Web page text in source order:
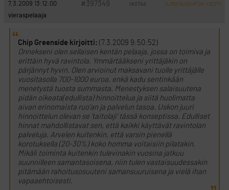
7.3.2009 13:12:00 #397349 VASTAA ILMOITA ASIATON VIESTI
vieraspelaaja
Chip Greenside kirjoitti: (7.3.2009 9:50:52)
Onnekseni olen sellaisen kentän pelaaja, jossa on toimiva ja
erittäin hyvä ravintola. Ymmärtääkseni yrittäjäkin on
pärjännyt hyvin. Olen arvioinut maksavani tuolle yrittäjälle
vuositasolla 700-1000 euroa, enkä kadu sentinkään
menetystä tuosta summasta. Menestyksen salaisuutena
pidän oikeata(edullista) hinnoittelua ja siitä huolimatta
aivan erinomaista ruo’an ja palvelun tasoa. Uskon juuri
hinnoittelun olevan se ’taitolaji’ tässä konseptissa. Edulliset
hinnat mahdollistavat sen, että kaikki käyttävät ravintolan
palveluja. Arvelen kuitenkin, että varsin pienellä
korotuksella (20-30%) koko homma voitaisiin pilatakin.
Mikäli toiminta kuitenkin tulevinakin vuosina jatkuu
suunnilleen samantasoisena, niin tulen vastaisuudessakin
pitämään rahoitusosuuteni samansuuruisena ja vielä ihan
vapaaehtoisesti.